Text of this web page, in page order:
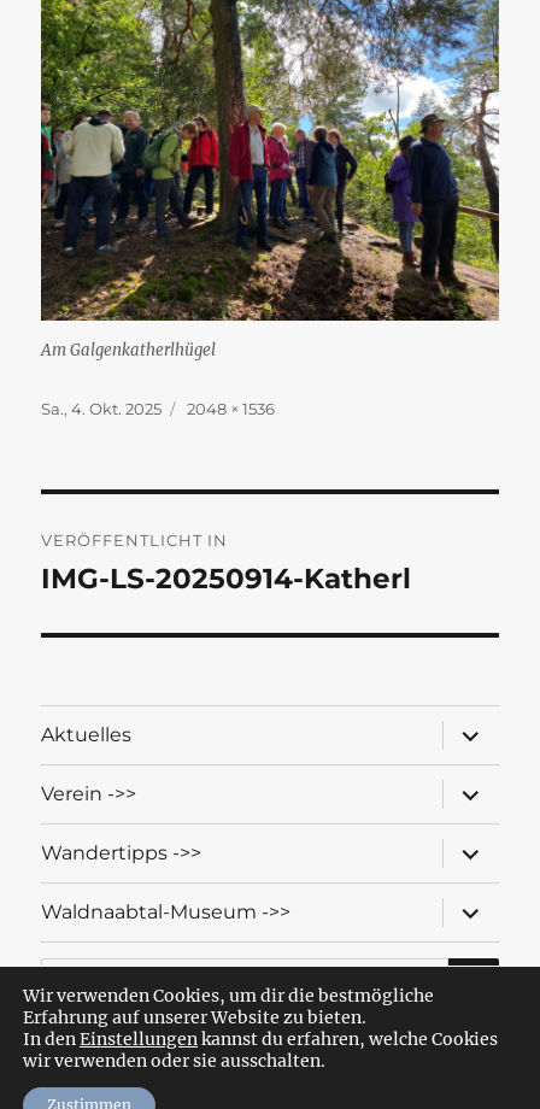
Am Galgenkatherlhügel
Veröffentlicht
Sa., 4. Okt. 2025 Originalgröße
2048 × 1536
VERÖFFENTLICHT IN
IMG-LS-20250914-Katherl
Aktuelles
öffnen
Verein ->>
öffnen
Wandertipps ->>
öffnen
Waldnaabtal-Museum ->>
öffnen
Suche
nach:
Wandern mit dem OWV Windischeschenbach-Neuhaus
Datenschutzerklärung
Wir verwenden Cookies, um dir die bestmögliche
Erfahrung auf unserer Website zu bieten.
In denEinstellungenkannst du erfahren, welche Cookies
wir verwenden oder sie ausschalten.
Zustimmen